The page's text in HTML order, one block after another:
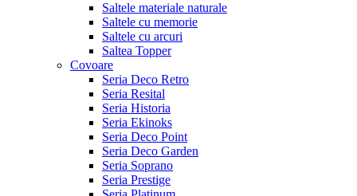
Saltele materiale naturale
Saltele cu memorie
Saltele cu arcuri
Saltea Topper
Covoare
Seria Deco Retro
Seria Resital
Seria Historia
Seria Ekinoks
Seria Deco Point
Seria Deco Garden
Seria Soprano
Seria Prestige